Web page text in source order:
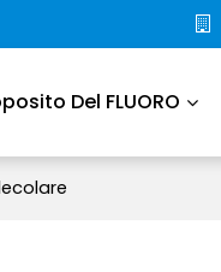
Del FLUORO